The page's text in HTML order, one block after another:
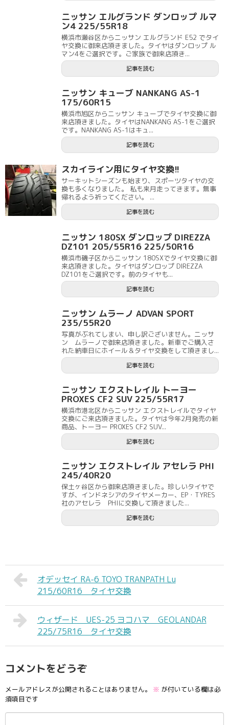
ニッサン エルグランド ダンロップ ルマ
ン4 225/55R18
横浜市瀬谷区からニッサン エルグランド E52 でタイ
ヤ交換に御来店頂きました。タイヤはダンロップ ル
マン4をご選択です。ご家族で御来店頂き...
記事を読む
ニッサン キューブ NANKANG AS-1
175/60R15
横浜市旭区からニッサン キューブでタイヤ交換に御
来店頂きました。タイヤはNANKANG AS-1をご選択
です。NANKANG AS-1はキュ...
記事を読む
スカイライン用にタイヤ交換!!
サーキットシーズンも始まり、スポーツタイヤの交
換も多くなりました。 私も来月走ってきます。無事
帰れるよう祈ってください。 ...
記事を読む
ニッサン 180SX ダンロップ DIREZZA
DZ101 205/55R16 225/50R16
横浜市磯子区からニッサン 180SXでタイヤ交換に御
来店頂きました。タイヤはダンロップ DIREZZA
DZ101をご選択です。前のタイヤも...
記事を読む
ニッサン ムラーノ ADVAN SPORT
235/55R20
写真がぶれてしまい、申し訳ございません。ニッサ
ン ムラーノで御来店頂きました。新車でご購入さ
れた納車日にホイール＆タイヤ交換をして頂きまし...
記事を読む
ニッサン エクストレイル トーヨー
PROXES CF2 SUV 225/55R17
横浜市港北区からニッサン エクストレイルでタイヤ
交換にご来店頂きました。タイヤは今年2月発売の新
商品、トーヨー PROXES CF2 SUV...
記事を読む
ニッサン エクストレイル アセレラ PHI
245/40R20
保土ヶ谷区から御来店頂きました。珍しいタイヤで
すが、インドネシアのタイヤメーカー、EP・TYRES
社のアセレラ PHIに交換して頂きました...
記事を読む
オデッセイ RA-6 TOYO TRANPATH Lu
215/60R16 タイヤ交換
ウィザード UES-25 ヨコハマ GEOLANDAR
225/75R16 タイヤ交換
コメントをどうぞ
メールアドレスが公開されることはありません。 ※ が付いている欄は必
須項目です